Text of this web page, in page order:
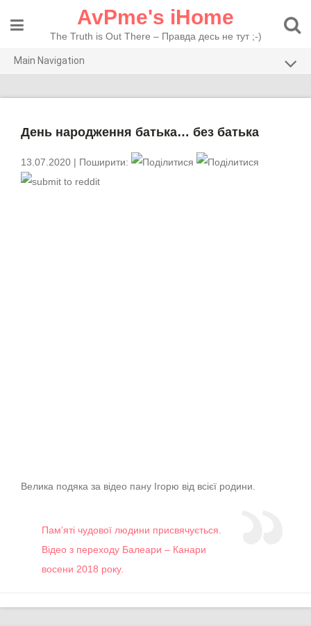
content
AvPme's iHome
The Truth is Out There – Правда десь не тут ;-)
Main Navigation
Рекомендую
День народження батька… без батька
13.07.2020 | Поширити:
Велика подяка за відео пану Ігорю від всієї родини.
Пам’яті чудової людини присвячується.
Відео з переходу Балеари – Канари
восени 2018 року.